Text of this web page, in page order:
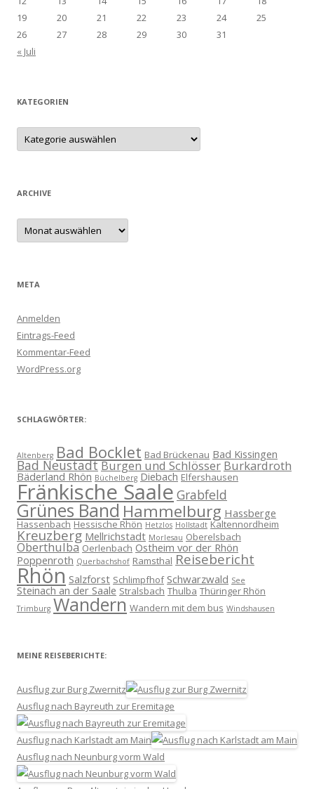
19
20 21 22 23 24
25
26
27 28 29 30
31
« Juli
KATEGORIEN
Kategorien
ARCHIVE
Archive
META
Anmelden
Eintrags-Feed
Kommentar-Feed
WordPress.org
SCHLAGWÖRTER:
Altenberg Bad Bocklet Bad Brückenau Bad Kissingen
Bad NeustadtBurgen und Schlösser Burkardroth
Bäderland Rhön Büchelberg Diebach Elfershausen
Fränkische Saale Grabfeld
Grünes BandHammelburg Hassberge
Hassenbach Hessische Rhön Hetzlos Hollstadt Kaltennordheim
Kreuzberg Mellrichstadt Morlesau Oberelsbach
Oberthulba Oerlenbach Ostheim vor der Rhön
Poppenroth Querbachshof Ramsthal Reisebericht
Rhön Salzforst Schlimpfhof Schwarzwald See
Steinach an der Saale Stralsbach Thulba Thüringer Rhön
Trimburg Wandern Wandern mit dem bus Windshausen
MEINE REISEBERICHTE:
Ausflug zur Burg Zwernitz
Ausflug nach Bayreuth zur Eremitage
Ausflug nach Karlstadt am Main
Ausflug nach Neunburg vorm Wald